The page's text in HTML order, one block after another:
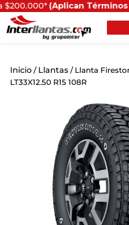
(Aplican Términos y
Inicio / Llantas / Llanta
LT33X12.50 R15 108R